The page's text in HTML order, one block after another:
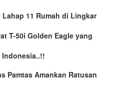
11 Rumah di Lingkar
T-50i Golden Eagle yang
Pamtas Amankan Ratusan